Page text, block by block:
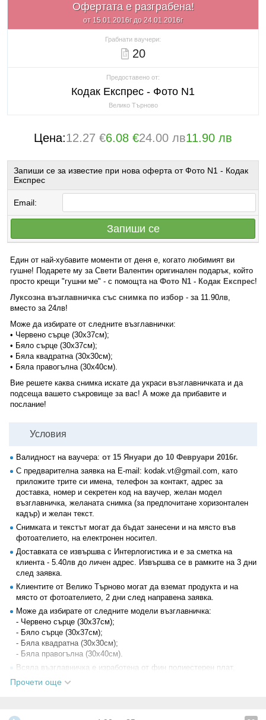
Офертата е разграбена!
от 15.01.2016г до 24.01.2016г
Грабнати ваучери:
20
Предоставено от:
Кодак Експрес - Фото N1
Велико Търново
Цена:12.27 €6.08 €24.00 лв11.90 лв
Запиши се за известие при нова оферта от Фото N1 - Кодак
Експрес
Email:
Запиши се
Един от най-хубавите моменти от деня е, когато любимият ви
гушне! Подарете му за Свети Валентин оригинален подарък, който
просто крещи "гушни ме" - с помощта на Фото N1 - Кодак Експрес!
Луксозна възглавничка със снимка по избор - за 11.90лв,
вместо за 24лв!
Може да избирате от следните възглавнички:
• Червено сърце (30х37см);
• Бяло сърце (30х37см);
• Бяла квадратна (30x30см);
• Бяла правогълна (30x40см).
Вие решете каква снимка искате да украси възглавничката и да
подсеща вашето съкровище за вас! А може да прибавите и
послание!
Условия
Валидност на ваучера: от 15 Януари до 10 Февруари 2016г.
С предварителна заявка на E-mail: kodak.vt@gmail.com, като
приложите трите си имена, телефон за контакт, адрес за
доставка, номер и секретен код на ваучер, желан модел
възглавничка, желаната снимка (за предпочитане хоризонтален
кадър) и желан текст.
Снимката и текстът могат да бъдат занесени и на място във
фотоателието, на електронен носител.
Доставката се извършва с Интерлогистика и е за сметка на
клиента - 5.40лв до личен адрес. Извършва се в рамките на 3 дни
след заявка.
Клиентите от Велико Търново могат да вземат продукта и на
място от фотоателието, 2 дни след направена заявка.
Може да избирате от следните модели възглавничка:
- Червено сърце (30х37см);
- Бяло сърце (30х37см);
- Бяла квадратна (30x30см);
- Бяла правогълна (30x40см).
Всяла възглавничка е изработена от фин полиестерен плат,
печат А4.
Всички други
Прочети още